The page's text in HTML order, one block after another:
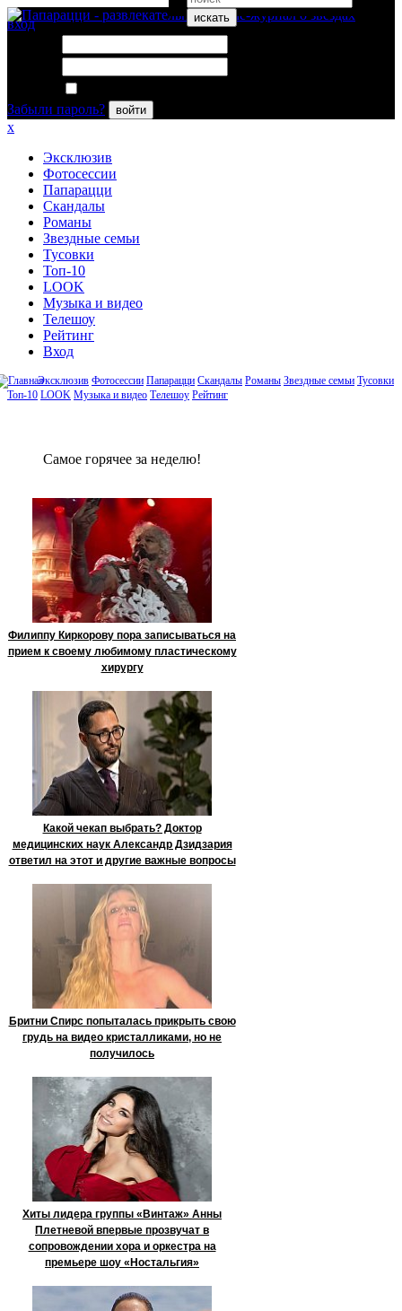
искать
вход
Забыли пароль?
войти
x
Эксклюзив
Фотосессии
Папарацци
Скандалы
Романы
Звездные семьи
Тусовки
Топ-10
LOOK
Музыка и видео
Телешоу
Рейтинг
Вход
Эксклюзив Фотосессии Папарацци Скандалы Романы Звездные семьи Тусовки
Топ-10 LOOK Музыка и видео Телешоу Рейтинг
Сaмое гoрячее за неделю!
Филиппу Киркорову пора записываться на
прием к своему любимому пластическому
хирургу
Какой чекап выбрать? Доктор
медицинских наук Александр Дзидзария
ответил на этот и другие важные вопросы
Бритни Спирс попыталась прикрыть свою
грудь на видео кристалликами, но не
получилось
Хиты лидера группы «Винтаж» Анны
Плетневой впервые прозвучат в
сопровождении хора и оркестра на
премьере шоу «Ностальгия»